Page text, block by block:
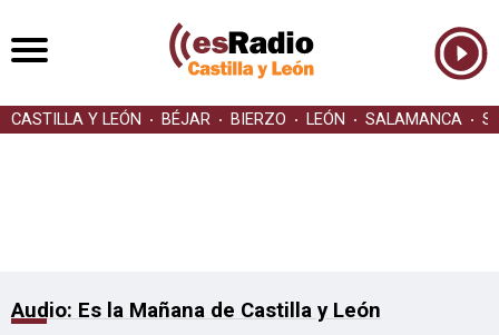
CASTILLA Y LEÓN BÉJAR BIERZO LEÓN SALAMANCA
Audio: Es la Mañana de Castilla y León